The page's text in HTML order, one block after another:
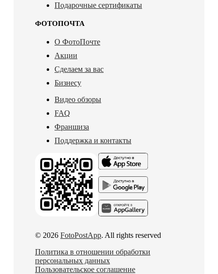
Подарочные сертификаты
ФОТОПОЧТА
О ФотоПочте
Акции
Сделаем за вас
Бизнесу
Видео обзоры
FAQ
Франшиза
Поддержка и контакты
© 2026 FotoPostApp. All rights reserved
Политика в отношении обработки
персональных данных
Пользовательское соглашение